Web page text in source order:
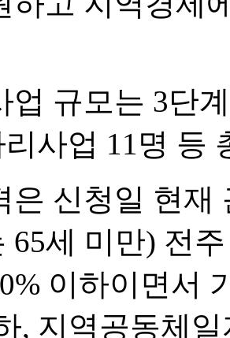
업 규모는 3단
사업 11명 등
은 신청일 현재
65세 미만) 전
이하이면서
, 지역공동체